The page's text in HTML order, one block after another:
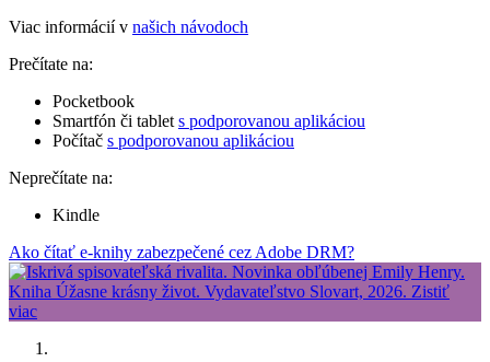
Viac informácií v našich návodoch
Prečítate na:
Pocketbook
Smartfón či tablet s podporovanou aplikáciou
Počítač s podporovanou aplikáciou
Neprečítate na:
Kindle
Ako čítať e-knihy zabezpečené cez Adobe DRM?